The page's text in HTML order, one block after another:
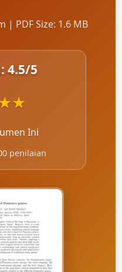
PDF Size: 1.6 MB
4.5/5
★
Ini
penilaian